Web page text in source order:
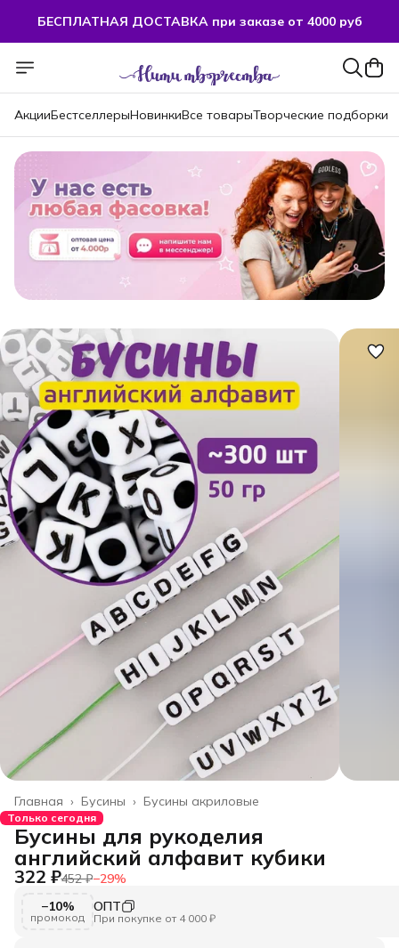
БЕСПЛАТНАЯ ДОСТАВКА при заказе от 4000 руб
БЕСПЛАТНАЯ ДОСТАВКА при заказе от 4000 руб
АкцииБестселлерыНовинкиВсе товарыТворческие подборки
Бусины акриловые
Бусины ›
Главная ›
Только сегодня
Бусины для рукоделия
английский алфавит кубики
322 ₽452 ₽−29%
−10%
промокод
ОПТ
При покупке от 4 000 ₽